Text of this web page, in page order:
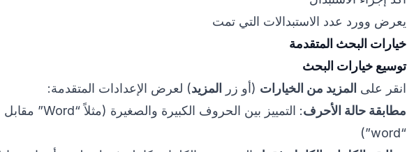
يعرض وورد عدد الاستبدالات التي تمت
خيارات البحث المتقدمة
توسيع خيارات البحث
انقر على المزيد من الخيارات (أو زر المزيد) لعرض الإعدادات المتقدمة:
مطابقة حالة الأحرف
: التمييز بين الحروف الكبيرة والصغيرة (مثلاً “Word” مقابل
“word”)